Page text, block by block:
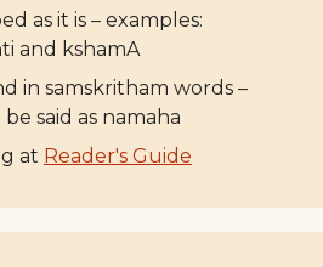
as it is – examples:
and kshamA
in samskritham words –
said as namaha
at Reader's Guide